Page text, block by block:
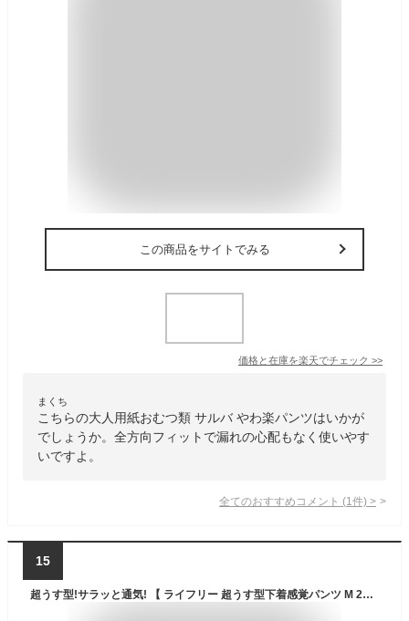
この商品をサイトでみる
価格と在庫を楽天でチェック >>
まくち
こちらの大人用紙おむつ類 サルバ やわ楽パンツはいかが
でしょうか。全方向フィットで漏れの心配もなく使いやす
いですよ。
全てのおすすめコメント (1 件) >
15
超うす型!サラッと通気! 【 ライフリー 超うす型下着感覚パンツ M 2袋 】大人用 紙おむつ 薄型 排尿2回分 通気 消臭 はくパンツ Mサイズ 24枚 48枚 備蓄 施設 介護 福祉 介護用品 シニア 高齢者 在宅介護 看護 大人 オムツ おむつ うす型パンツ お出掛け 【